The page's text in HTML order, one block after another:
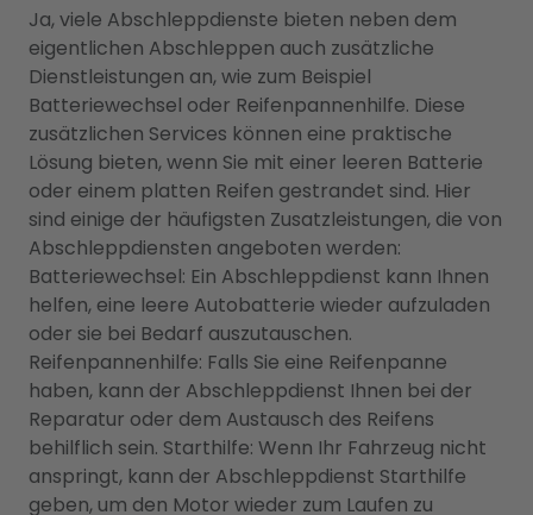
Ja, viele Abschleppdienste bieten neben dem
eigentlichen Abschleppen auch zusätzliche
Dienstleistungen an, wie zum Beispiel
Batteriewechsel oder Reifenpannenhilfe. Diese
zusätzlichen Services können eine praktische
Lösung bieten, wenn Sie mit einer leeren Batterie
oder einem platten Reifen gestrandet sind. Hier
sind einige der häufigsten Zusatzleistungen, die von
Abschleppdiensten angeboten werden:
Batteriewechsel: Ein Abschleppdienst kann Ihnen
helfen, eine leere Autobatterie wieder aufzuladen
oder sie bei Bedarf auszutauschen.
Reifenpannenhilfe: Falls Sie eine Reifenpanne
haben, kann der Abschleppdienst Ihnen bei der
Reparatur oder dem Austausch des Reifens
behilflich sein. Starthilfe: Wenn Ihr Fahrzeug nicht
anspringt, kann der Abschleppdienst Starthilfe
geben, um den Motor wieder zum Laufen zu